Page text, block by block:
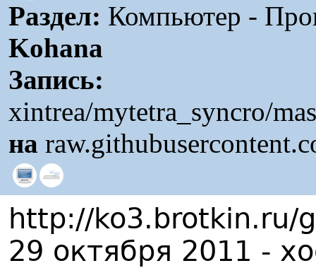
Раздел: Компьютер -
Kohana
Запись:
xintrea/mytetra_syncro/
на
http://ko3.brotkin.ru/
29 октября 2011 -